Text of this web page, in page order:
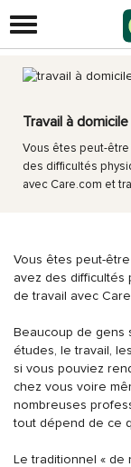
Travail à
Vous êtes peut-être
des difficultés
avec Care.com et
Vous êtes peut-
avez des difficultés
de travail avec
Beaucoup de gens
études, le travail,
si vous pouviez
chez vous voire
nombreuses
tout dépend de ce
Le traditionnel « de